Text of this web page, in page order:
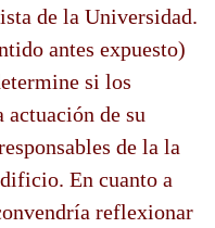
de la Universidad.
antes expuesto)
si los
de su
de la la
En cuanto a
reflexionar